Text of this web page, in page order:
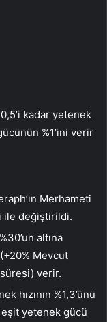
kadar yetenek
%1’ini verir
Merhameti
ile değiştirildi.
altına
Mevcut
verir.
hızının %1,3’ünü
eşit yetenek gücü